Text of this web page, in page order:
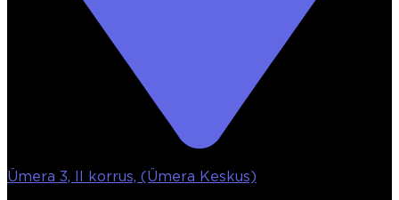
Ümera 3, II korrus, (Ümera Keskus)